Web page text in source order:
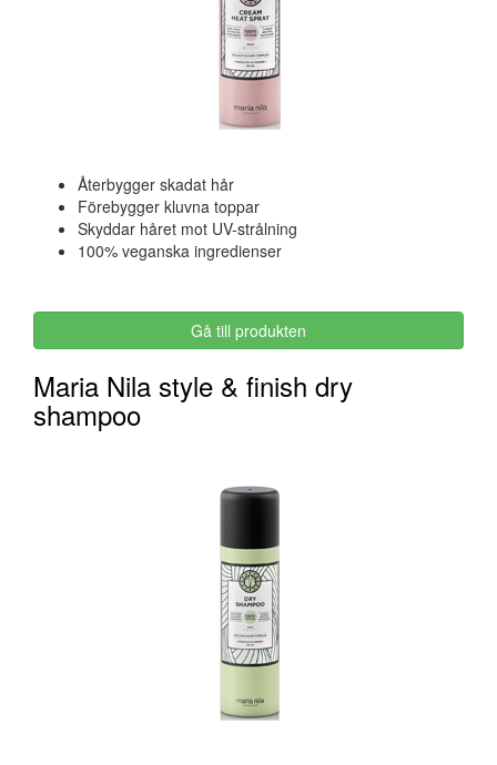
Återbygger skadat hår
Förebygger kluvna toppar
Skyddar håret mot UV-strålning
100% veganska ingredienser
Gå till produkten
Maria Nila style & finish dry
shampoo